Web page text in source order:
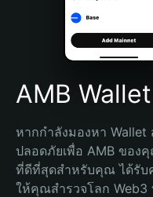
Português (Brasil)
Español (Argentina)
AMB Wallet
หากกำลังมองหา Wallet
ปลอดภัยเพื่อ AMB ของ
ที่ดีที่สุดสำหรับคุณ ได้รับ
ให้คุณสำรวจโลก Web3